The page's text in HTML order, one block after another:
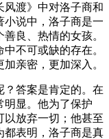
风渡》中对洛子商和
小说中，洛子商是一
良、热情的女孩。
不可或缺的存在。
亲密，更加深入。
？答案是肯定的。在
明显。他为了保护
以放弃一切；他甚至
都表明，洛子商是真